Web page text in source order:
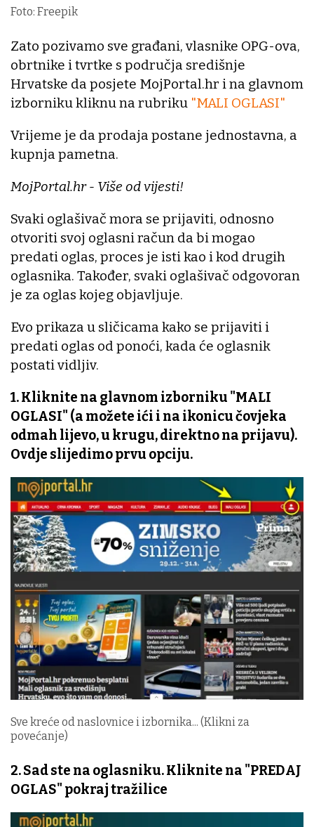
Foto: Freepik
Zato pozivamo sve građani, vlasnike OPG-ova,
obrtnike i tvrtke s područja središnje
Hrvatske da posjete MojPortal.hr i na glavnom
izborniku kliknu na rubriku "MALI OGLASI"
Vrijeme je da prodaja postane jednostavna, a
kupnja pametna.
MojPortal.hr - Više od vijesti!
Svaki oglašivač mora se prijaviti, odnosno
otvoriti svoj oglasni račun da bi mogao
predati oglas, proces je isti kao i kod drugih
oglasnika. Također, svaki oglašivač odgovoran
je za oglas kojeg objavljuje.
Evo prikaza u sličicama kako se prijaviti i
predati oglas od ponoći, kada će oglasnik
postati vidljiv.
1. Kliknite na glavnom izborniku "MALI
OGLASI" (a možete ići i na ikonicu čovjeka
odmah lijevo, u krugu, direktno na prijavu).
Ovdje slijedimo prvu opciju.
Sve kreće od naslovnice i izbornika... (Klikni za
povećanje)
2. Sad ste na oglasniku. Kliknite na "PREDAJ
OGLAS" pokraj tražilice